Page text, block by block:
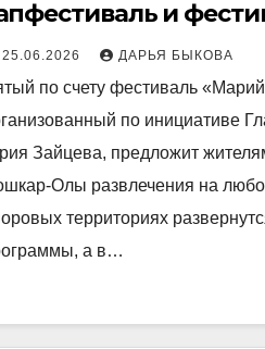
и
25.06.2026 ДАРЬЯ БЫКОВА
по счету фестиваль
по инициативе
Зайцева, предложит
Олы развлечения на
территориях
а в…